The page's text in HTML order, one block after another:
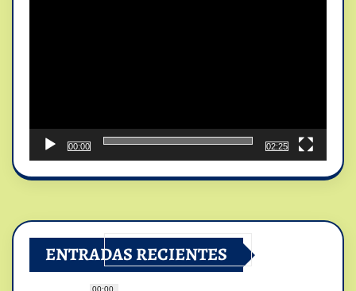
00:00
00:00
02:25
ENTRADAS RECIENTES